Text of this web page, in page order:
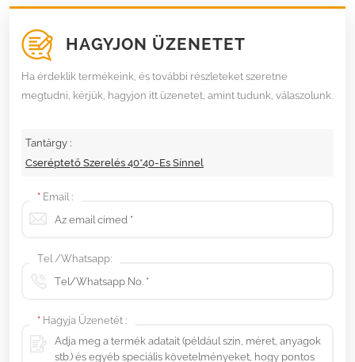
HAGYJON ÜZENETET
Ha érdeklik termékeink, és további részleteket szeretne
megtudni, kérjük, hagyjon itt üzenetet, amint tudunk, válaszolunk.
Tantárgy :
Cseréptető Szerelés 40*40-Es Sínnel
* Email :
Tel /Whatsapp:
* Hagyja Üzenetét :